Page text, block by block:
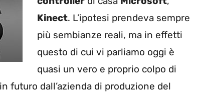
Kinect. L’ipotesi prendeva sempre
più sembianze reali, ma in effetti
questo di cui vi parliamo oggi è
quasi un vero e proprio colpo di
futuro dall’azienda di produzione del